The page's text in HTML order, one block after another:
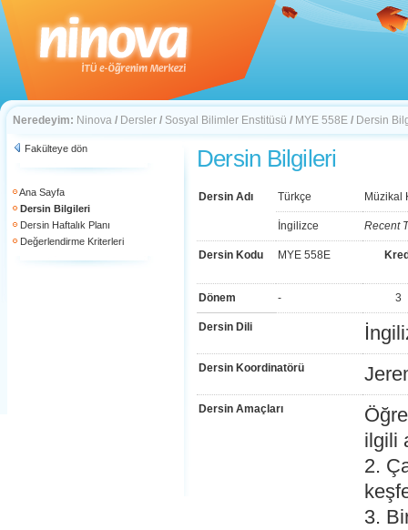
Neredeyim: Ninova / Dersler / Sosyal Bilimler Enstitüsü / MYE 558E / Dersin
Fakülteye dön
Ana Sayfa
Dersin Bilgileri
Dersin Haftalık Planı
Değerlendirme Kriterleri
Dersin Bilgileri
Dersin Adı Türkçe Müzikal
İngilizce Recent
Dersin Kodu MYE 558E
Dönem - 3
Dersin Dili
Dersin Koordinatörü
Dersin Amaçları
ilgili
2.
3.